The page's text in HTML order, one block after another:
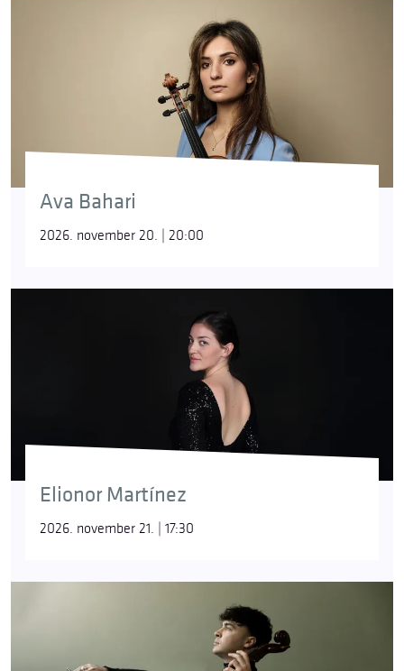
Ava Bahari
2026. november 20. | 20:00
Elionor Martínez
2026. november 21. | 17:30